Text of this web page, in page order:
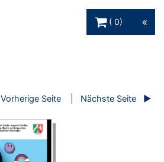
0
Vorherige Seite Nächste Seite